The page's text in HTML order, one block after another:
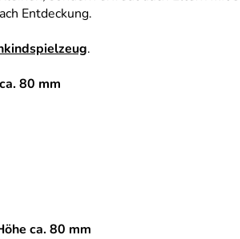
Entdeckung.
.
80 mm
ca. 80 mm